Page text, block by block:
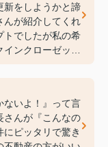
新をしようかと諦
んが紹介してくれ
トでしたが私の希
ンクローゼット
ないよ！』って言
さんが『こんなの
ピッタリで驚き